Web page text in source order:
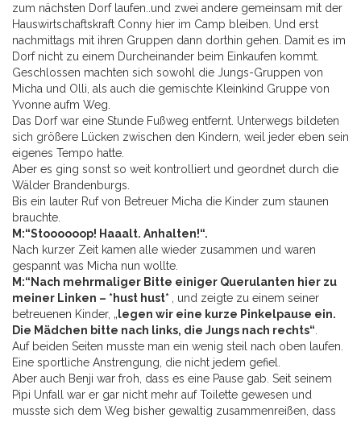
zum nächsten Dorf laufen..und zwei andere gemeinsam mit der
Hauswirtschaftskraft Conny hier im Camp bleiben. Und erst
nachmittags mit ihren Gruppen dann dorthin gehen. Damit es im
Dorf nicht zu einem Durcheinander beim Einkaufen kommt.
Geschlossen machten sich sowohl die Jungs-Gruppen von
Micha und Olli, als auch die gemischte Kleinkind Gruppe von
Yvonne aufm Weg.
Das Dorf war eine Stunde Fußweg entfernt. Unterwegs bildeten
sich größere Lücken zwischen den Kindern, weil jeder eben sein
eigenes Tempo hatte.
Aber es ging sonst so weit kontrolliert und geordnet durch die
Wälder Brandenburgs.
Bis ein lauter Ruf von Betreuer Micha die Kinder zum staunen
brauchte.
M:“Stoooooop! Haaalt. Anhalten!“.
Nach kurzer Zeit kamen alle wieder zusammen und waren
gespannt was Micha nun wollte.
M:“Nach mehrmaliger Bitte einiger Querulanten hier zu
meiner Linken – *hust hust* , und zeigte zu einem seiner
betreuenen Kinder, „legen wir eine kurze Pinkelpause ein.
Die Mädchen bitte nach links, die Jungs nach rechts“.
Auf beiden Seiten musste man ein wenig steil nach oben laufen.
Eine sportliche Anstrengung, die nicht jedem gefiel.
Aber auch Benji war froh, dass es eine Pause gab. Seit seinem
Pipi Unfall war er gar nicht mehr auf Toilette gewesen und
musste sich dem Weg bisher gewaltig zusammenreißen, dass